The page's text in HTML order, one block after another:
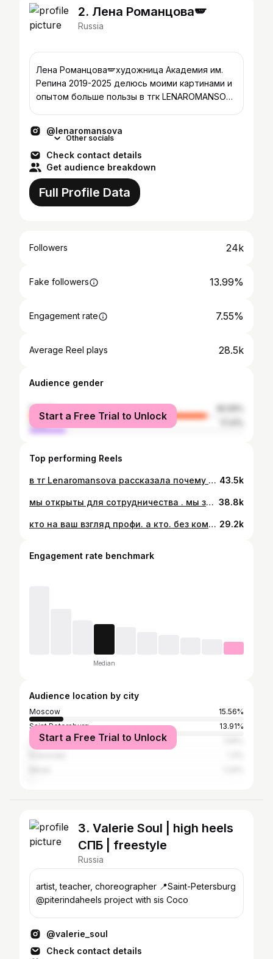
2. Лена Романцова🪽
Russia
Лена Романцова🪽художница Академия им.
Репина 2019-2025 делюсь моими картинами и
опытом больше пользы в тгк LENAROMANSOVA
@lenaromansova
Other socials
Check contact details
Get audience breakdown
Full Profile Data
Followers 24k
Fake followers 13.99%
Engagement rate 7.55%
Average Reel plays 28.5k
Audience gender
female
male
Start a Free Trial to Unlock
Top performing Reels
в тг Lenaromansova рассказала почему сказали стереть старый вариант #ленароманцова #купитькартину #арт #художник #академиярепина #академияхудожеств #картинаназаказ 43.5k
мы открыты для сотрудничества . мы закрыты по будням . и выходным. 38.8k
кто на ваш взгляд профи. а кто. без комментариев 29.2k
Engagement rate benchmark
Median
Audience location by city
Moscow
15.56%
Saint Petersburg
13.91%
Yekaterinburg
Start a Free Trial to Unlock
3. Valerie Soul | high heels
СПБ | freestyle
Russia
artist, teacher, choreographer 📍Saint-Petersburg
@piterindaheels project with sis Coco
@valerie_soul
Check contact details